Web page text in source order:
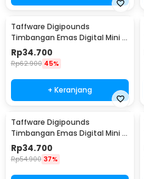
Taffware Digipounds
Timbangan Emas Digital Mini 7
Units 0.01g 500g - SC-13 /
VSW0083
Rp34.700
Rp62.900 45%
+ Keranjang
Taffware Digipounds
Timbangan Emas Digital Mini 7
Units 0.01g 100g - SC-13 /
VSW0083
Rp34.700
Rp54.900 37%